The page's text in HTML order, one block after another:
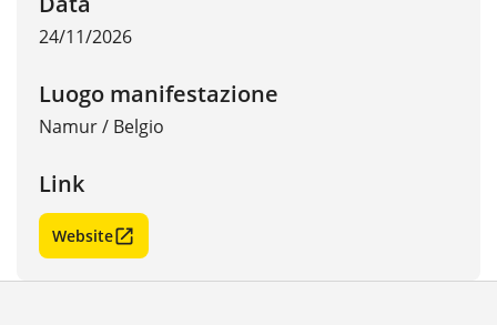
24/11/2026
Luogo manifestazione
Namur/ Belgio
Link
Website